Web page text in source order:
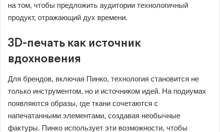
на том, чтобы предложить аудитории технологичный
продукт, отражающий дух времени.
3D-печать как источник
вдохновения
Для брендов, включая Пинко, технология становится не
только инструментом, но и источником идей. На подиумах
появляются образы, где ткани сочетаются с
напечатанными элементами, создавая необычные
фактуры. Пинко использует эти возможности, чтобы